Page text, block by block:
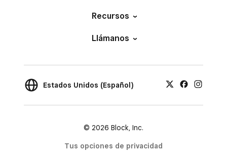
Recursos
Llámanos
Estados Unidos (Español)
© 2026 Block, Inc.
Tus opciones de privacidad